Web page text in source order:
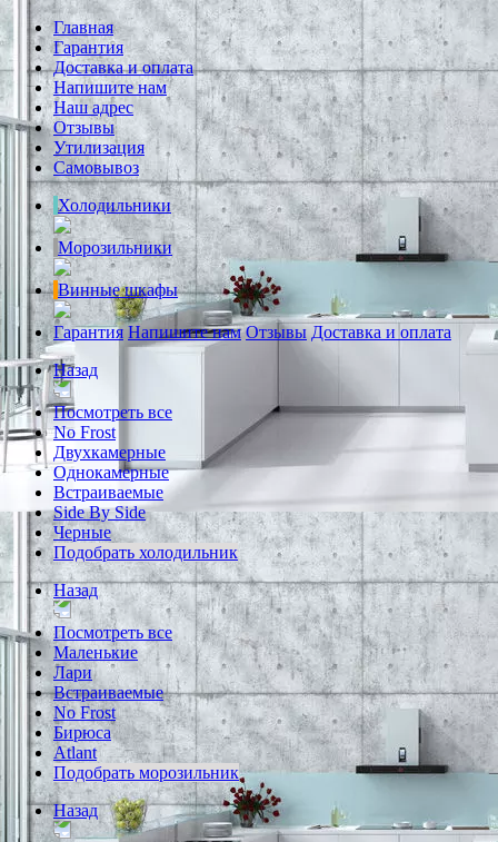
Главная
Гарантия
Доставка и оплата
Напишите нам
Наш адрес
Отзывы
Утилизация
Самовывоз
Холодильники
Морозильники
Винные шкафы
Гарантия Напишите нам Отзывы Доставка и оплата
Назад
Посмотреть все
No Frost
Двухкамерные
Однокамерные
Встраиваемые
Side By Side
Черные
Подобрать холодильник
Назад
Посмотреть все
Маленькие
Лари
Встраиваемые
No Frost
Бирюса
Atlant
Подобрать морозильник
Назад